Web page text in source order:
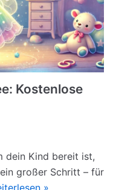
Kostenlose
dein Kind bereit ist,
großer Schritt – für